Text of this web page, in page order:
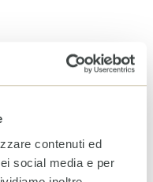
contenuti ed
social media e per
la solidarietà e la
attraverso gli
cene di gala, aste
eventi dedicati,
per le esigenze di